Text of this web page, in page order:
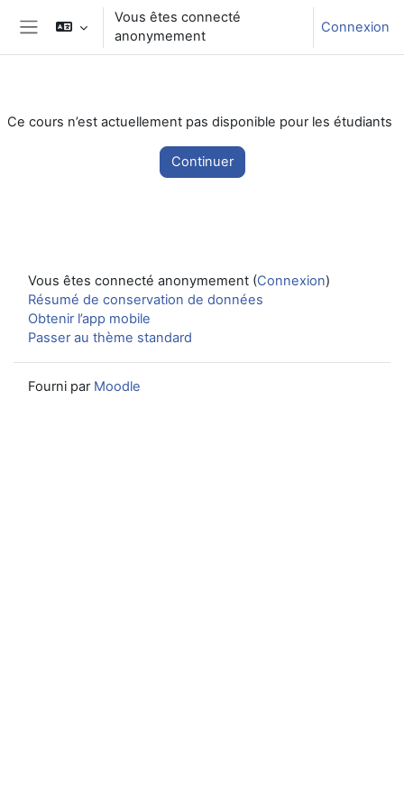
Passer au contenu principal
Panneau latéral
Vous êtes connecté
anonymement
Connexion
Ce cours n’est actuellement pas disponible pour les étudiants
Continuer
Vous êtes connecté anonymement (Connexion)
Résumé de conservation de données
Obtenir l’app mobile
Passer au thème standard
Fourni par Moodle